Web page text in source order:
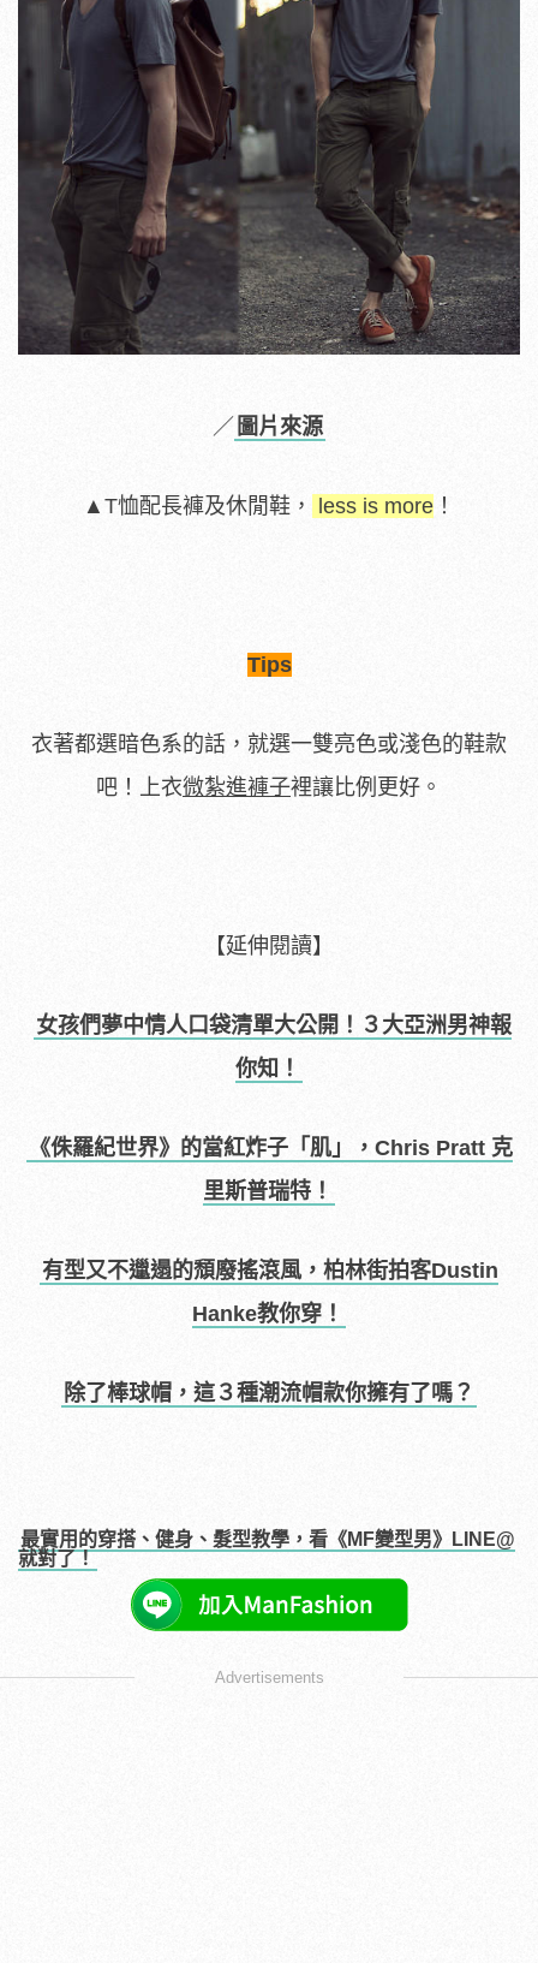
／ 圖片來源
▲T恤配長褲及休閒鞋， less is more ！
Tips
衣著都選暗色系的話，就選一雙亮色或淺色的鞋款
吧！上衣微紮進褲子裡讓比例更好。
【延伸閱讀】
女孩們夢中情人口袋清單大公開！３大亞洲男神報
你知！
《侏羅紀世界》的當紅炸子「肌」，Chris Pratt 克
里斯普瑞特！
有型又不邋遢的頹廢搖滾風，柏林街拍客Dustin
Hanke教你穿！
除了棒球帽，這３種潮流帽款你擁有了嗎？
最實用的穿搭、健身、髮型教學，看《MF變型男》LINE@
就對了！
Advertisements